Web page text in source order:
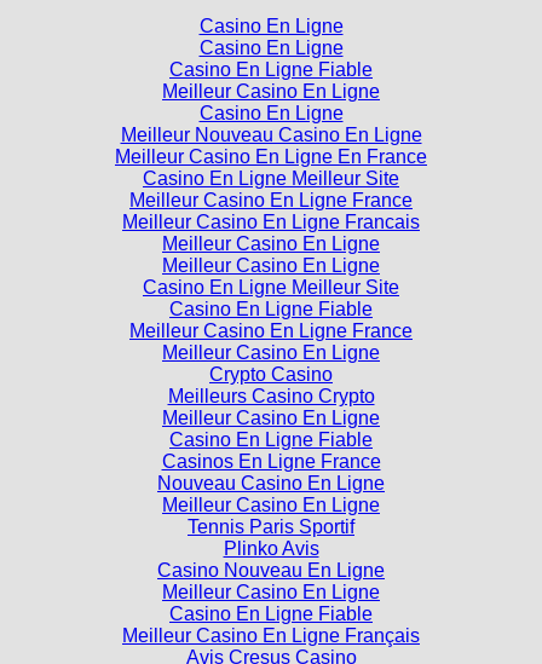
Casino En Ligne
Casino En Ligne Fiable
Meilleur Casino En Ligne
Casino En Ligne
Meilleur Nouveau Casino En Ligne
Meilleur Casino En Ligne En France
Casino En Ligne Meilleur Site
Meilleur Casino En Ligne France
Meilleur Casino En Ligne Francais
Meilleur Casino En Ligne
Meilleur Casino En Ligne
Casino En Ligne Meilleur Site
Casino En Ligne Fiable
Meilleur Casino En Ligne France
Meilleur Casino En Ligne
Crypto Casino
Meilleurs Casino Crypto
Meilleur Casino En Ligne
Casino En Ligne Fiable
Casinos En Ligne France
Nouveau Casino En Ligne
Meilleur Casino En Ligne
Tennis Paris Sportif
Plinko Avis
Casino Nouveau En Ligne
Meilleur Casino En Ligne
Casino En Ligne Fiable
Meilleur Casino En Ligne Français
Avis Cresus Casino
Bonus Casino Sans Depot